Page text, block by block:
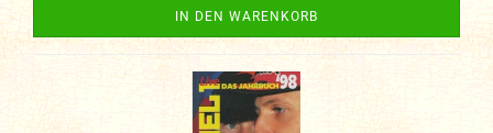
IN DEN WARENKORB